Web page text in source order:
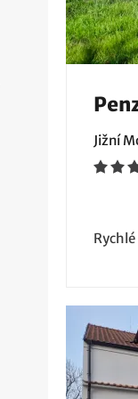
Jižní
Rychlé